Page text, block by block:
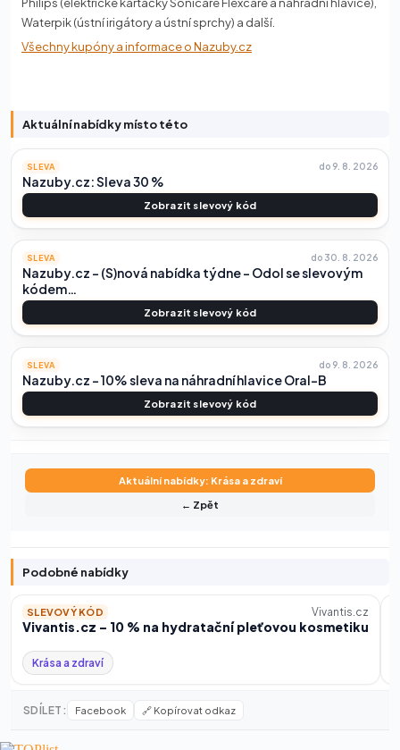
Waterpik (ústní irigátory a ústní sprchy) a další.
Všechny kupóny a informace o Nazuby.cz
Aktuální nabídky místo této
SLEVA do 9. 8. 2026
Nazuby.cz: Sleva 30 %
Zobrazit slevový kód
SLEVA do 30. 8. 2026
Nazuby.cz – (S)nová nabídka týdne – Odol se slevovým
kódem…
Zobrazit slevový kód
SLEVA do 9. 8. 2026
Nazuby.cz – 10% sleva na náhradní hlavice Oral-B
Zobrazit slevový kód
Aktuální nabídky: Krása a zdraví
← Zpět
Podobné nabídky
SLEVOVÝ KÓD Vivantis.cz
Vivantis.cz – 10 % na hydratační pleťovou kosmetiku
Krása a zdraví
SDÍLET: Facebook 🔗 Kopírovat odkaz